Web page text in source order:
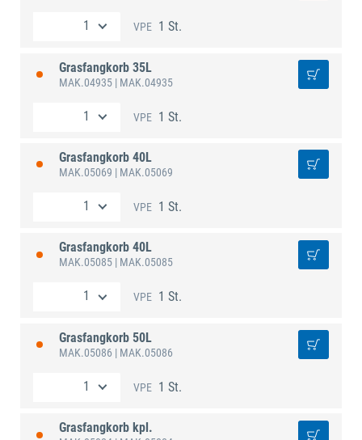
VPE 1 St.
Grasfangkorb 35L
MAK.04935 | MAK.04935
VPE 1 St.
Grasfangkorb 40L
MAK.05069 | MAK.05069
VPE 1 St.
Grasfangkorb 40L
MAK.05085 | MAK.05085
VPE 1 St.
Grasfangkorb 50L
MAK.05086 | MAK.05086
VPE 1 St.
Grasfangkorb kpl.